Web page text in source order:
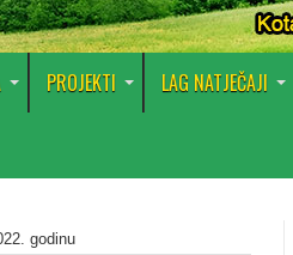
PROJEKTI LAG NATJEČAJI
godinu